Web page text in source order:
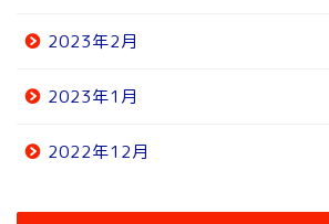
2023年2月
2023年1月
2022年12月